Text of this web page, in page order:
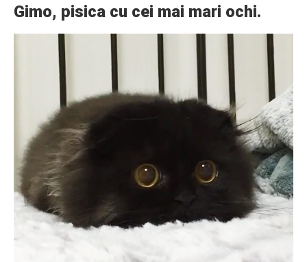
Gimo, pisica cu cei mai mari ochi.